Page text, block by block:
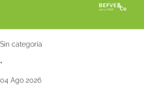
Sin categoría
•
04 Ago 2026